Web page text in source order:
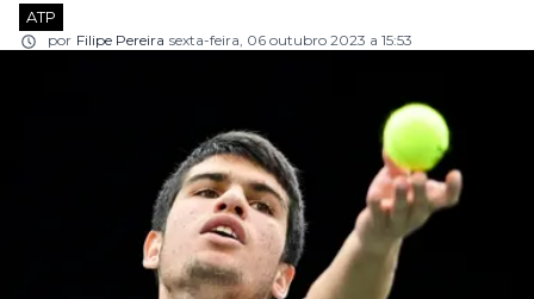
ATP
por Filipe Pereira sexta-feira, 06 outubro 2023 a 15:53